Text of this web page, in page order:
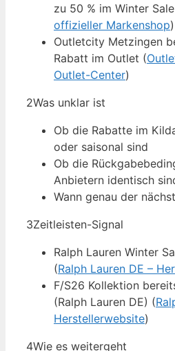
zu 50 % im Winter
offizieller Markenshop)
Outletcity Metzingen
Rabatt im Outlet (
Outlet-Center)
2Was unklar ist
Ob die Rabatte im
oder saisonal sind
Ob die
Anbietern identisch
Wann genau der
3Zeitleisten-Signal
Ralph Lauren Winter
(Ralph Lauren DE –
F/S26 Kollektion
(Ralph Lauren DE) (
Herstellerwebsite)
4Wie es weitergeht